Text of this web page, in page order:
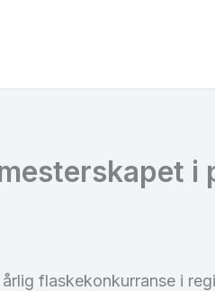
i
flaskekonkurranse i